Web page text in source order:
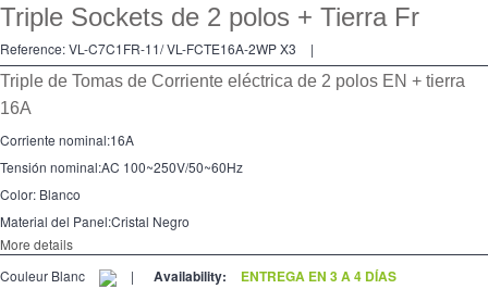
2 Ways
accesorios
Pièces
Espace PRO
Triple Sockets de 2 polos + Tierra Fr
Reference:VL-C7C1FR-11/ VL-FCTE16A-2WP X3
|
Triple de Tomas de Corriente eléctrica de 2 polos EN + tierra
16A
Corriente nominal:16A
Tensión nominal:AC 100~250V/50~60Hz
Color: Blanco
Material del Panel:Cristal Negro
More details
Couleur Blanc
| Availability: ENTREGA EN 3 A 4 DÍAS